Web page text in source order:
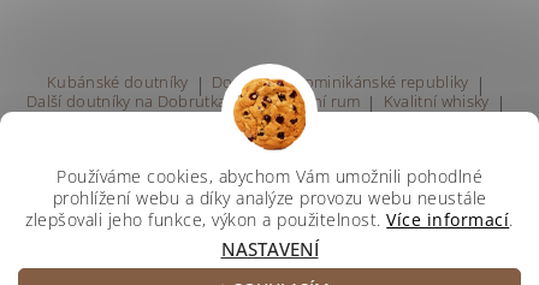
Kubánské doutníky | Doutníky z Dominikánské republiky |
Další doutníky na Dobrutka.eu | Kvalitní rum | Kvalitní whisky |
Prodej rumu Praha
2026 ©Svetdoutniku, všechna práva vyhrazenaUpravit nastavení cookies
Používáme cookies, abychom Vám umožnili pohodlné
prohlížení webu a díky analýze provozu webu neustále
zlepšovali jeho funkce, výkon a použitelnost.Více informací.
NASTAVENÍ